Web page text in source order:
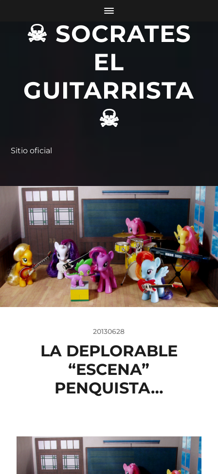
☠ SOCRATES
EL
GUITARRISTA
☠
Sitio oficial
20130628
LA DEPLORABLE
“ESCENA”
PENQUISTA…